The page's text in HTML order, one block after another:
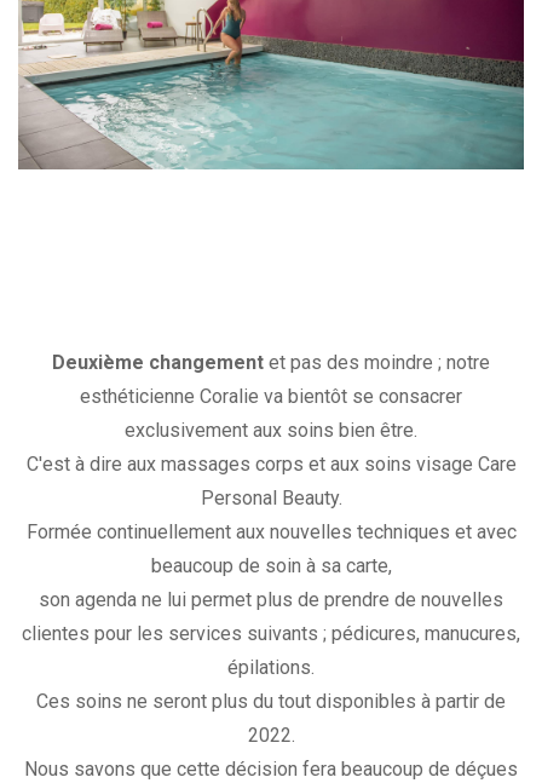
Deuxième changement et pas des moindre ; notre
esthéticienne Coralie va bientôt se consacrer
exclusivement aux soins bien être.
C'est à dire aux massages corps et aux soins visage Care
Personal Beauty.
Formée continuellement aux nouvelles techniques et avec
beaucoup de soin à sa carte,
son agenda ne lui permet plus de prendre de nouvelles
clientes pour les services suivants ; pédicures, manucures,
épilations.
Ces soins ne seront plus du tout disponibles à partir de
2022.
Nous savons que cette décision fera beaucoup de déçues